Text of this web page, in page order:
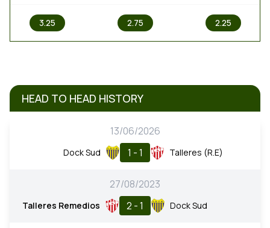
3.25 2.75 2.25
HEAD TO HEAD HISTORY
13/06/2026
Dock Sud 1 - 1 Talleres (R.E)
27/08/2023
Talleres Remedios 2 - 1 Dock Sud